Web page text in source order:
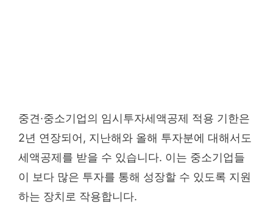
중견·중소기업의 임시투자세액공제 적용 기한은
2년 연장되어, 지난해와 올해 투자분에 대해서도
세액공제를 받을 수 있습니다. 이는 중소기업들
이 보다 많은 투자를 통해 성장할 수 있도록 지원
하는 장치로 작용합니다.